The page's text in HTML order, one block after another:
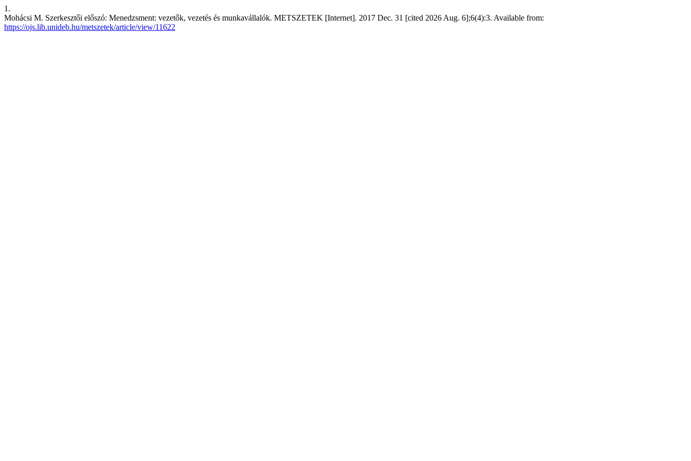
1.
Mohácsi M. Szerkesztői előszó: Menedzsment: vezetők, vezetés és munkavállalók. METSZETEK [Internet]. 2017 Dec. 31 [cited 2026 Aug. 6];6(4):3. Available from:
https://ojs.lib.unideb.hu/metszetek/article/view/11622